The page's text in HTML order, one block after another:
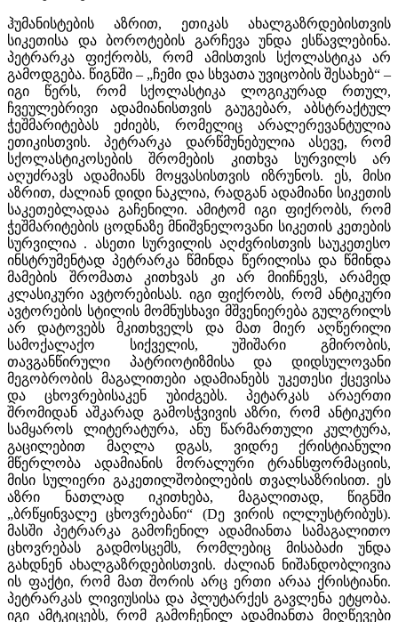
ჰუმანისტების აზრით, ეთიკას ახალგაზრდებისთვის
სიკეთისა და ბოროტების გარჩევა უნდა ესწავლებინა.
პეტრარკა ფიქრობს, რომ ამისთვის სქოლასტიკა არ
გამოდგება. წიგნში – „ჩემი და სხვათა უვიცობის შესახებ“ –
იგი წერს, რომ სქოლასტიკა ლოგიკურად რთულ,
ჩვეულებრივი ადამიანისთვის გაუგებარ, აბსტრაქტულ
ჭეშმარიტებას ეძიებს, რომელიც არალერევანტულია
ეთიკისთვის. პეტრარკა დარწმუნებულია ასევე, რომ
სქოლასტიკოსების შრომების კითხვა სურვილს არ
აღუძრავს ადამიანს მოყვასისთვის იზრუნოს. ეს, მისი
აზრით, ძალიან დიდი ნაკლია, რადგან ადამიანი სიკეთის
საკეთებლადაა გაჩენილი. ამიტომ იგი ფიქრობს, რომ
ჭეშმარიტების ცოდნაზე მნიშვნელოვანი სიკეთის კეთების
სურვილია . ასეთი სურვილის აღძვრისთვის საუკეთესო
ინსტრუმენტად პეტრარკა წმინდა წერილისა და წმინდა
მამების შრომათა კითხვას კი არ მიიჩნევს, არამედ
კლასიკური ავტორებისას. იგი ფიქრობს, რომ ანტიკური
ავტორების სტილის მომნუსხავი მშვენიერება გულგრილს
არ დატოვებს მკითხველს და მათ მიერ აღწერილი
სამოქალაქო სიქველის, უშიშარი გმირობის,
თავგანწირული პატრიოტიზმისა და დიდსულოვანი
მეგობრობის მაგალითები ადამიანებს უკეთესი ქცევისა
და ცხოვრებისაკენ უბიძგებს. პეტარკას არაერთი
შრომიდან აშკარად გამოსჭვივის აზრი, რომ ანტიკური
სამყაროს ლიტერატურა, ანუ წარმართული კულტურა,
გაცილებით მაღლა დგას, ვიდრე ქრისტიანული
მწერლობა ადამიანის მორალური ტრანსფორმაციის,
მისი სულიერი გაკეთილშობილების თვალსაზრისით. ეს
აზრი ნათლად იკითხება, მაგალითად, წიგნში
„ბრწყინვალე ცხოვრებანი“ (Dე ვირის ილლუსტრიბუს).
მასში პეტრარკა გამოჩენილ ადამიანთა სამაგალითო
ცხოვრებას გადმოსცემს, რომლებიც მისაბაძი უნდა
გახდნენ ახალგაზრდებისთვის. ძალიან ნიშანდობლივია
ის ფაქტი, რომ მათ შორის არც ერთი არაა ქრისტიანი.
პეტრარკას ლივიუსისა და პლუტარქეს გავლენა ეტყობა.
იგი ამტკიცებს, რომ გამოჩენილ ადამიანთა მიღწევები